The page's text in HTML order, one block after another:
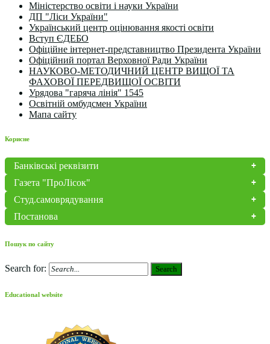
Міністерство освіти і науки України
ДП "Ліси України"
Український центр оцінювання якості освіти
Вступ ЄДЕБО
Офіційне інтернет-представництво Президента України
Офіційний портал Верховної Ради України
НАУКОВО-МЕТОДИЧНИЙ ЦЕНТР ВИЩОЇ ТА
ФАХОВОЇ ПЕРЕДВИЩОЇ ОСВІТИ
Урядова "гаряча лінія" 1545
Освітній омбудсмен України
Мапа сайту
Корисне
Банківські реквізити
Газета "ПроЛісок"
Студ.самоврядування
Постанова
Пошук по сайту
Search for: Search
Educational website